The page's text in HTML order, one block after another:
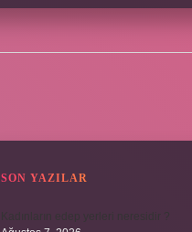
SON YAZILAR